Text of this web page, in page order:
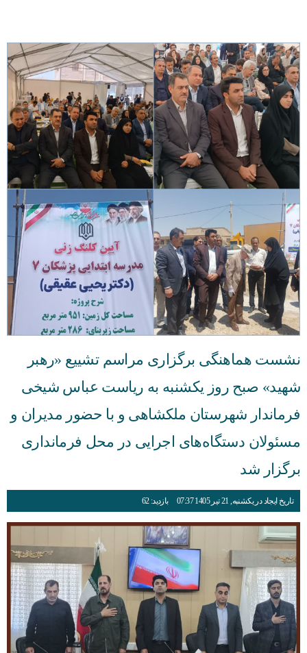
نشست هماهنگی برگزاری مراسم تشییع «رهبر
شهید» صبح روز یکشنبه به ریاست عباس شیخی
فرماندار شهرستان ملکشاهی و با حضور مدیران و
مسئولان دستگاه‌های اجرایی در محل فرمانداری
برگزار شد
تاریخ ایجاد در یکشنبه, 21 تیر 1405 07:37 بازدید: 62